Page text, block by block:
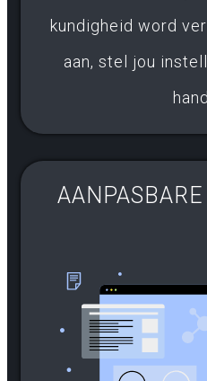
kundigheid word
aan, stel jou